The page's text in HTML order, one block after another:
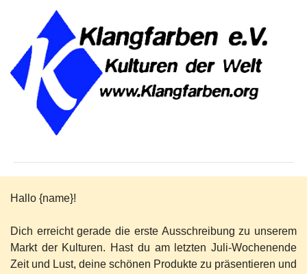
Hallo {name}!
Dich erreicht gerade die erste Ausschreibung zu unserem
Markt der Kulturen. Hast du am letzten Juli-Wochenende
Zeit und Lust, deine schönen Produkte zu präsentieren und